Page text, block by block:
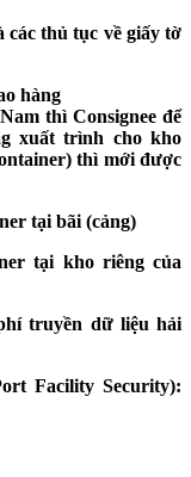
các thủ tục về giấy tờ
hàng
thì Consignee để
xuất trình cho kho
thì mới được
tại bãi (cảng)
tại kho riêng của
truyền dữ liệu hải
Facility Security):